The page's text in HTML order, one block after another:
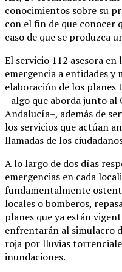
conocimientos sobre su
con el fin de que conocer
caso de que se produzca
El servicio 112 asesora
emergencia a entidades y
elaboración de los
–algo que aborda junto al
Andalucía–, además de
los servicios que actúan
llamadas de los
A lo largo de dos días
emergencias en cada
fundamentalmente
locales o bomberos,
planes que ya están
enfrentarán al simulacro
roja por lluvias
inundaciones.